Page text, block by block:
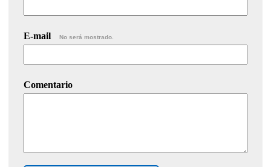
E-mail No será mostrado.
Comentario